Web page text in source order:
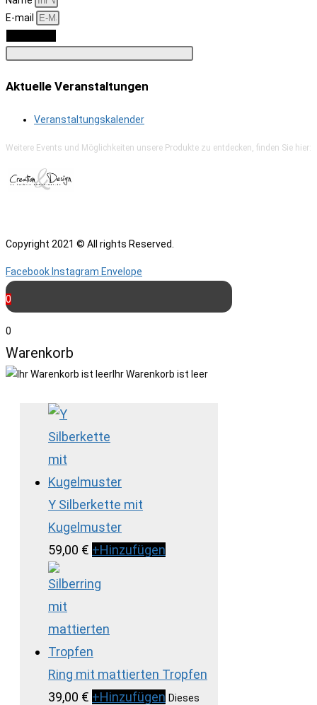
E-mail
Aktuelle Veranstaltungen
Veranstaltungskalender
Weitere Events und Möglichkeiten unsere Produkte zu entdecken, finden Sie hier:
Copyright 2021 © All rights Reserved.
FacebookInstagram Envelope
0
0
Warenkorb
Ihr Warenkorb ist leer
Y Silberkette mit
Kugelmuster
59,00 € +Hinzufügen
Ring mit mattierten Tropfen
39,00 € +Hinzufügen Dieses